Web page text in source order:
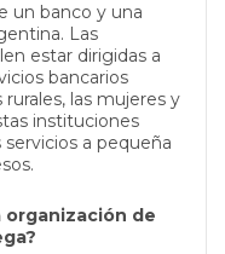
un banco y una
Las
estar dirigidas a
bancarios
las mujeres y
instituciones
a pequeña
organización de